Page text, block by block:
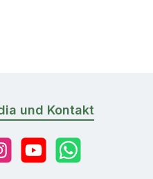
und Kontakt
YouTubeWhatsApp